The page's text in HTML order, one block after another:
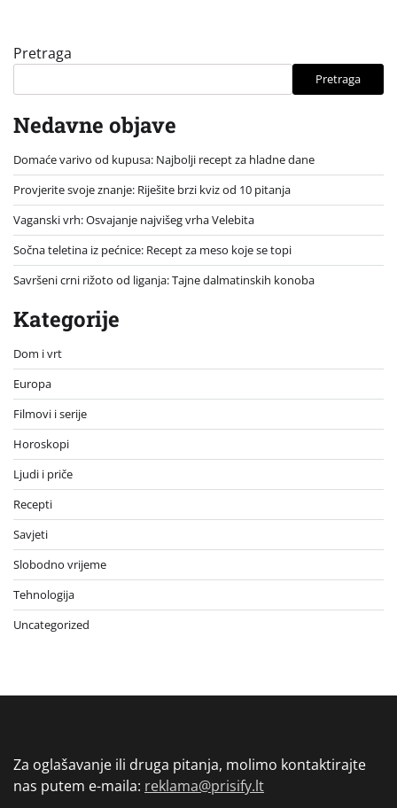
Pretraga
Pretraga
Nedavne objave
Domaće varivo od kupusa: Najbolji recept za hladne dane
Provjerite svoje znanje: Riješite brzi kviz od 10 pitanja
Vaganski vrh: Osvajanje najvišeg vrha Velebita
Sočna teletina iz pećnice: Recept za meso koje se topi
Savršeni crni rižoto od liganja: Tajne dalmatinskih konoba
Kategorije
Dom i vrt
Europa
Filmovi i serije
Horoskopi
Ljudi i priče
Recepti
Savjeti
Slobodno vrijeme
Tehnologija
Uncategorized
Za oglašavanje ili druga pitanja, molimo kontaktirajte
nas putem e-maila: reklama@prisify.lt